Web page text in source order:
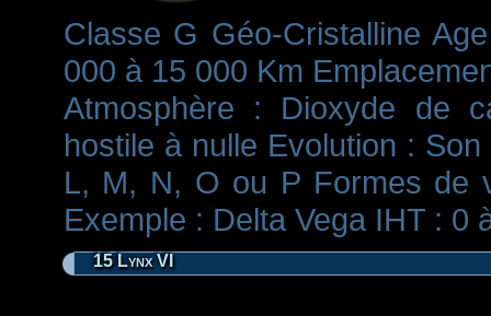
Classe G Géo-Cristalline
000 à 15 000 Km
Atmosphère : Dioxyde de
hostile à nulle Evolution :
L, M, N, O ou P Formes de
Exemple : Delta Vega IHT : 0
15 Lynx VI